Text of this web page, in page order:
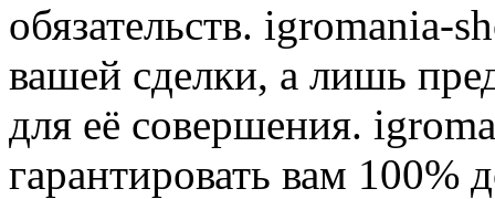
обязательств. igromania-
вашей сделки, а лишь
для её совершения.
гарантировать вам 100%